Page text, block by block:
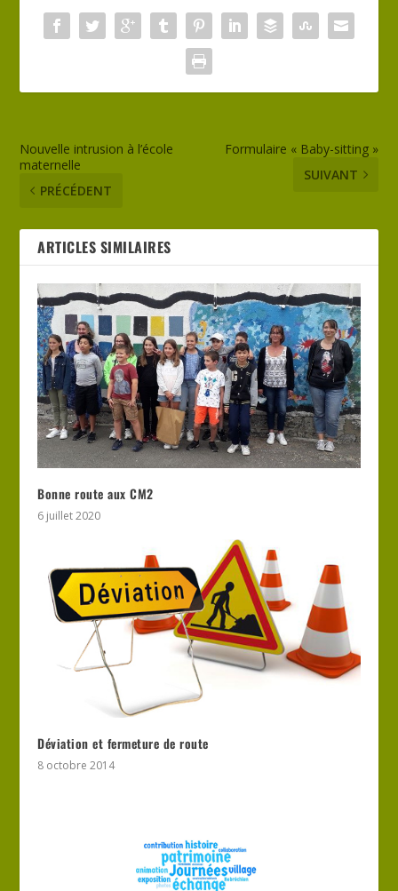
Nouvelle intrusion à l’école
maternelle
PRÉCÉDENT
Formulaire « Baby-sitting »
SUIVANT
ARTICLES SIMILAIRES
Bonne route aux CM2
6 juillet 2020
Déviation et fermeture de route
8 octobre 2014